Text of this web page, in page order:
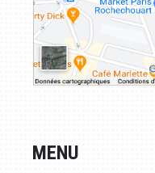
MENU